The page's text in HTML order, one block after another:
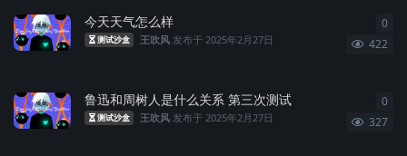
今天天气怎么样
测试沙盒 王吹风 发布于 2025年2月27日 422
0
鲁迅和周树人是什么关系 第三次测试
测试沙盒 王吹风 发布于 2025年2月27日 327
0